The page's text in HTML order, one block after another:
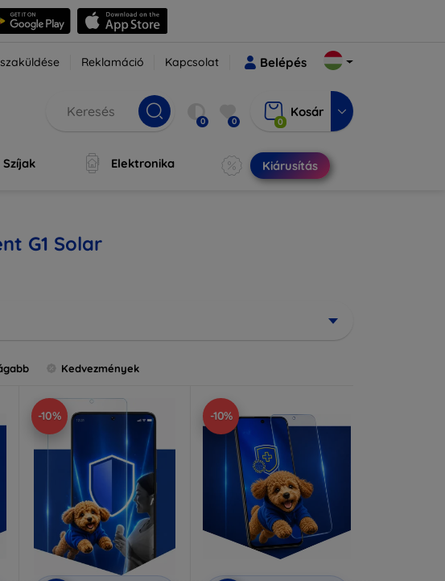
Reklamáció Kapcsolat Belépés
0 0 0
Kosár
Szíjak Elektronika Kiárusítás
G1 Solar
Kedvezmények
-10% -10%